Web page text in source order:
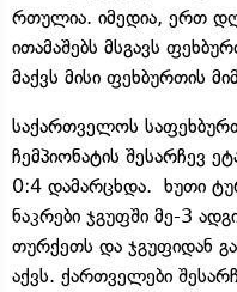
რთულია. იმედია, ერთ
ითამაშებს მსგავს
მაქვს მისი ფეხბურთის
საქართველოს
ჩემპიონატის შესარჩევ
0:4 დამარცხდა. ხუთი
ნაკრები ჯგუფში მე-3
თურქეთს და ჯგუფიდან
აქვს. ქართველები